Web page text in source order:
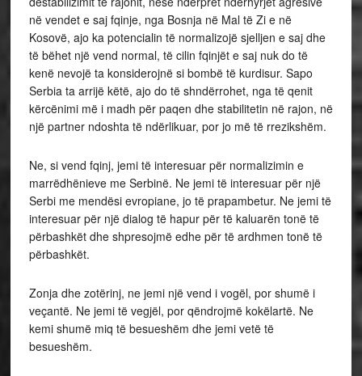
në vendet e saj fqinje, nga Bosnja në Mal të Zi e në
Kosovë, ajo ka potencialin të normalizojë sjelljen e saj dhe
të bëhet një vend normal, të cilin fqinjët e saj nuk do të
kenë nevojë ta konsiderojnë si bombë të kurdisur. Sapo
Serbia ta arrijë këtë, ajo do të shndërrohet, nga të qenit
kërcënimi më i madh për paqen dhe stabilitetin në rajon, në
një partner ndoshta të ndërlikuar, por jo më të rrezikshëm.
Ne, si vend fqinj, jemi të interesuar për normalizimin e
marrëdhënieve me Serbinë. Ne jemi të interesuar për një
Serbi me mendësi evropiane, jo të prapambetur. Ne jemi të
interesuar për një dialog të hapur për të kaluarën tonë të
përbashkët dhe shpresojmë edhe për të ardhmen tonë të
përbashkët.
Zonja dhe zotërinj, ne jemi një vend i vogël, por shumë i
veçantë. Ne jemi të vegjël, por qëndrojmë kokëlartë. Ne
kemi shumë miq të besueshëm dhe jemi vetë të
besueshëm.